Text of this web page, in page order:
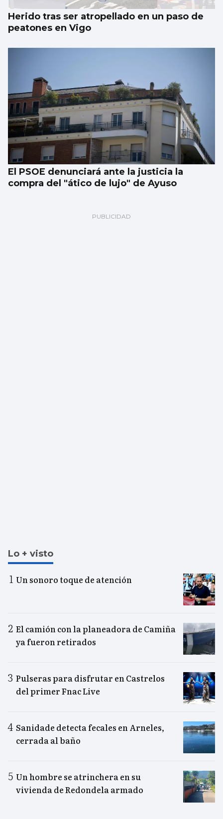
Herido tras ser atropellado en un paso de
peatones en Vigo
El PSOE denunciará ante la justicia la
compra del "ático de lujo" de Ayuso
Lo + visto
Un sonoro toque de atención
El camión con la planeadora de Camiña
ya fueron retirados
Pulseras para disfrutar en Castrelos
del primer Fnac Live
Sanidade detecta fecales en Arneles,
cerrada al baño
Un hombre se atrinchera en su
vivienda de Redondela armado